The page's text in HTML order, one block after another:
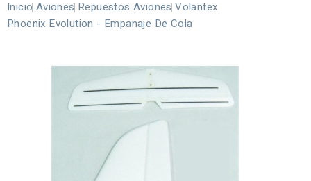
Inicio Aviones Repuestos Aviones Volantex
Phoenix Evolution - Empanaje De Cola